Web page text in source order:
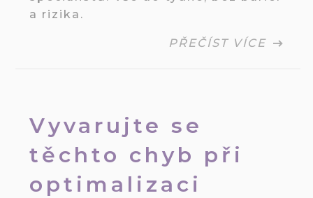
a rizika.
PŘEČÍST VÍCE
Vyvarujte se
těchto chyb při
optimalizaci